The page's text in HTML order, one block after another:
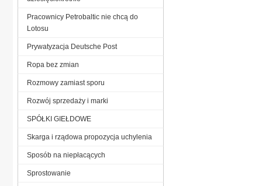
Pracownicy Petrobaltic nie chcą do
Lotosu
Prywatyzacja Deutsche Post
Ropa bez zmian
Rozmowy zamiast sporu
Rozwój sprzedaży i marki
SPÓŁKI GIEŁDOWE
Skarga i rządowa propozycja uchylenia
Sposób na niepłacących
Sprostowanie